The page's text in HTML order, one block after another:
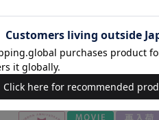
WILLSELECTION（ウィルセレクショ
ン）
フリルスリーブボウタイシャツワ
ンピース
(ネイビー)
￥16,940(税込)